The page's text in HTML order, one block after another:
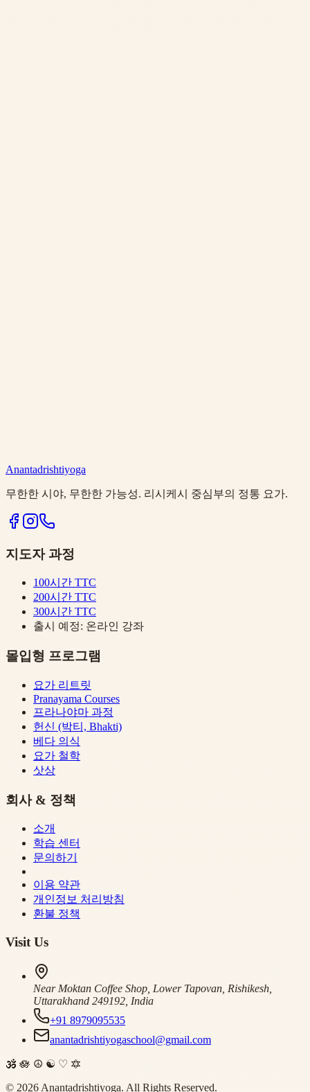
Anantadrishtiyoga
무한한 시야, 무한한 가능성. 리시케시 중심부의 정통 요가.
지도자 과정
100시간 TTC
200시간 TTC
300시간 TTC
출시 예정: 온라인 강좌
몰입형 프로그램
요가 리트릿
Pranayama Courses
프라나야마 과정
헌신 (박티, Bhakti)
베다 의식
요가 철학
삿상
회사 & 정책
소개
학습 센터
문의하기
이용 약관
개인정보 처리방침
환불 정책
Visit Us
Near Moktan Coffee Shop, Lower Tapovan, Rishikesh,
Uttarakhand 249192, India
+91 8979095535
anantadrishtiyogaschool@gmail.com
🕉 🪷 ☮ ☯ ♡ 🔯
© 2026 Anantadrishtiyoga. All Rights Reserved.